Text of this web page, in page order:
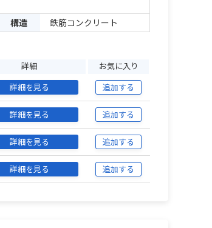
構造 鉄筋コンクリート
詳細 お気に入り
詳細を見る 追加する
詳細を見る 追加する
詳細を見る 追加する
詳細を見る 追加する